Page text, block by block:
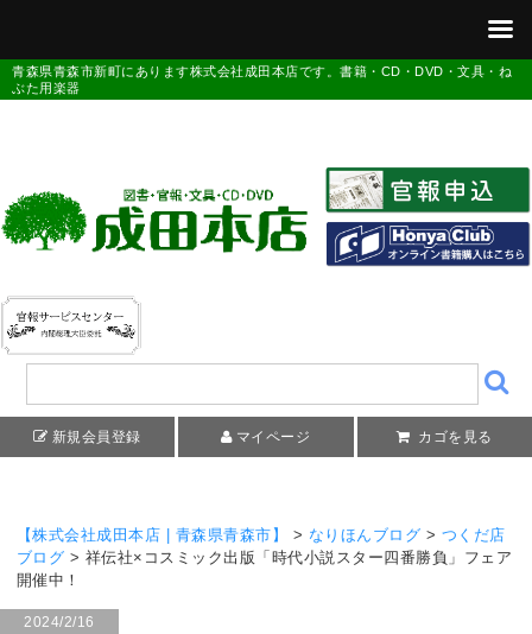
青森県青森市新町にあります株式会社成田本店です。書籍・CD・DVD・文具・ね
ぶた用楽器
新規会員登録 マイページ カゴを見る
【株式会社成田本店 | 青森県青森市】 > なりほんブログ > つくだ店
ブログ > 祥伝社×コスミック出版「時代小説スター四番勝負」フェア
開催中！
2024/2/16